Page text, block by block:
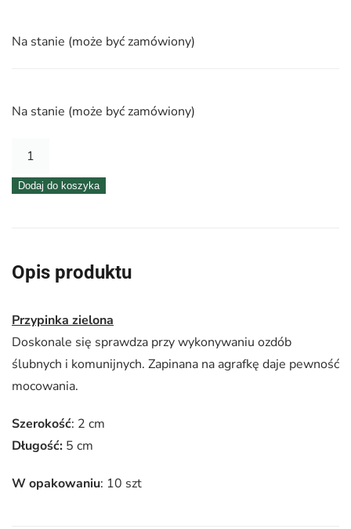
Na stanie (może być zamówiony)
Na stanie (może być zamówiony)
ilość
zielona
|
Dodaj do koszyka
Opis produktu
Przypinka zielona
Doskonale się sprawdza przy wykonywaniu ozdób
ślubnych i komunijnych. Zapinana na agrafkę daje pewność
mocowania.
Szerokość: 2 cm
Długość: 5 cm
W opakowaniu: 10 szt